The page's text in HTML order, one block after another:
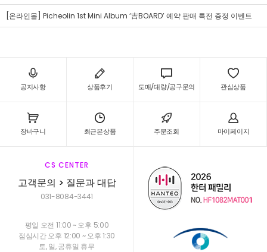
[온라인몰] Picheolin 1st Mini Album ‘吉BOARD’ 예약 판매 특전 증정 이벤트
공지사항 상품후기 도매/대량/공구문의 관심상품
장바구니 최근본상품 주문조회 마이페이지
CS CENTER
고객문의 > 질문과 대답
031-8084-3441
평일 오전 11:00 ~ 오후 5:00
점심시간 오후 12:00 ~ 오후 1:30
토, 일, 공휴일 휴무